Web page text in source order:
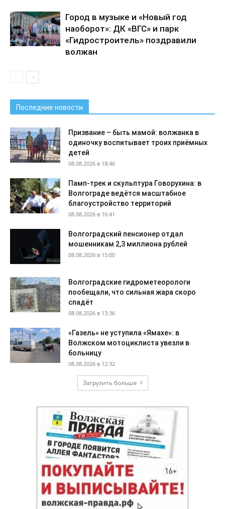
Город в музыке и «Новый год
наоборот»: ДК «ВГС» и парк
«Гидростроитель» поздравили
волжан
Последние новости
Призвание – быть мамой: волжанка в
одиночку воспитывает троих приёмных
детей
08.08.2026 в 18:46
Памп-трек и скульптура Говорухина: в
Волгограде ведётся масштабное
благоустройство территорий
08.08.2026 в 16:41
Волгоградский пенсионер отдал
мошенникам 2,3 миллиона рублей
08.08.2026 в 15:00
Волгоградские гидрометеорологи
пообещали, что сильная жара скоро
спадёт
08.08.2026 в 13:36
«Газель» не уступила «Ямахе»: в
Волжском мотоциклиста увезли в
больницу
08.08.2026 в 12:32
Загрузить больше